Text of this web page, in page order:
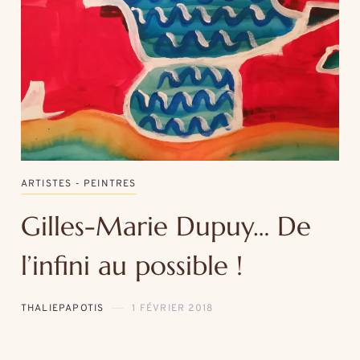
ARTISTES - PEINTRES
Gilles-Marie Dupuy… De
l’infini au possible !
THALIEPAPOTIS 1 FÉVRIER 2018